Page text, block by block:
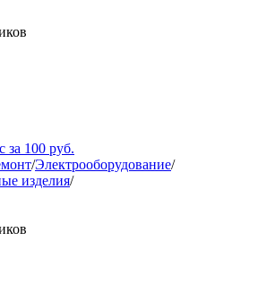
за 100 руб.
/Электрооборудование/
изделия/